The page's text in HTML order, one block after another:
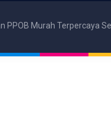
PPOB Murah Terpercaya